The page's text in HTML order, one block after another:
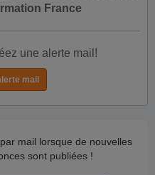
France
une alerte mail!
mail lorsque de nouvelles
sont publiées !